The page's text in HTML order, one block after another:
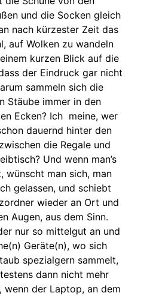
und die Socken gleich
nach kürzester Zeit das
auf Wolken zu wandeln
kurzen Blick auf die
der Eindruck gar nicht
sammeln sich die
Stäube immer in den
Ecken? Ich meine, wer
dauernd hinter den
die Regale und
Und wenn man’s
wünscht man sich, man
gelassen, und schiebt
wieder an Ort und
Augen, aus dem Sinn.
nur so mittelgut an und
Geräte(n), wo sich
spezialgern sammelt,
dann nicht mehr
wenn der Laptop, an dem